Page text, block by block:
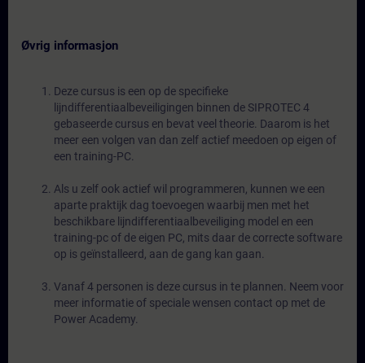
Øvrig informasjon
Deze cursus is een op de specifieke
lijndifferentiaalbeveiligingen binnen de SIPROTEC 4
gebaseerde cursus en bevat veel theorie. Daarom is het
meer een volgen van dan zelf actief meedoen op eigen of
een training-PC.
Als u zelf ook actief wil programmeren, kunnen we een
aparte praktijk dag toevoegen waarbij men met het
beschikbare lijndifferentiaalbeveiliging model en een
training-pc of de eigen PC, mits daar de correcte software
op is geïnstalleerd, aan de gang kan gaan.
Vanaf 4 personen is deze cursus in te plannen. Neem voor
meer informatie of speciale wensen contact op met de
Power Academy.